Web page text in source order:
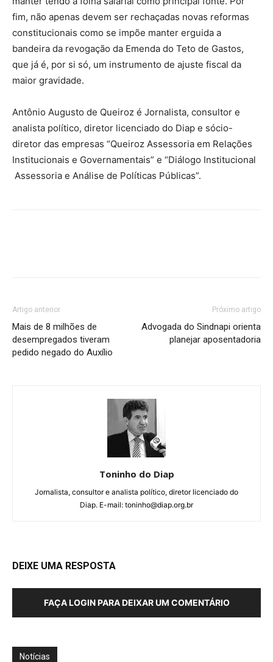
fim, não apenas devem ser rechaçadas novas reformas
constitucionais como se impõe manter erguida a
bandeira da revogação da Emenda do Teto de Gastos,
que já é, por si só, um instrumento de ajuste fiscal da
maior gravidade.
Antônio Augusto de Queiroz é Jornalista, consultor e
analista político, diretor licenciado do Diap e sócio-
diretor das empresas “Queiroz Assessoria em Relações
Institucionais e Governamentais” e “Diálogo Institucional
Assessoria e Análise de Políticas Públicas”.
Artigo anterior
Mais de 8 milhões de
desempregados tiveram
pedido negado do Auxílio
Próximo artigo
Advogada do Sindnapi orienta
planejar aposentadoria
Toninho do Diap
Jornalista, consultor e analista político, diretor licenciado do
Diap. E-mail: toninho@diap.org.br
DEIXE UMA RESPOSTA
FAÇA LOGIN PARA DEIXAR UM COMENTÁRIO
Notícias